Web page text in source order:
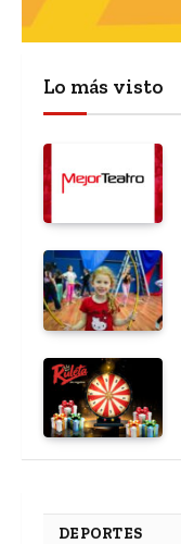
Lo más visto
DEPORTES